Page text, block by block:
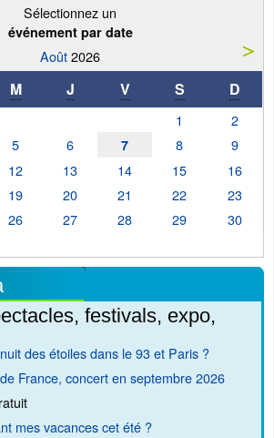
Sélectionnez un
événement par date
Août2026
M J V S D
1
2
5 6 7 8
9
12 13 14 15
16
19 20 21 22
23
26 27 28 29
30
festivals, expo,
des étoiles dans le 93 et Paris ?
France, concert en septembre 2026
mes vacances cet été ?